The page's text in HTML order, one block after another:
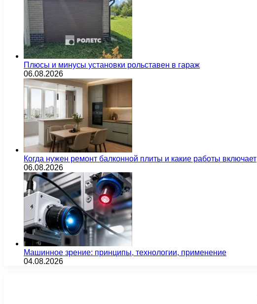
Плюсы и минусы установки рольставен в гараж
06.08.2026
Когда нужен ремонт балконной плиты и какие работы включает
06.08.2026
Машинное зрение: принципы, технологии, применение
04.08.2026